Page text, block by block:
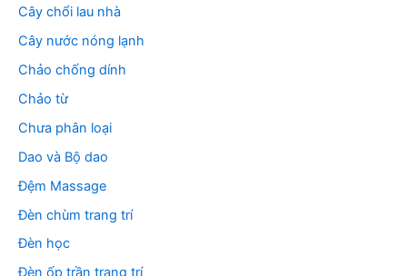
Cây chổi lau nhà
Cây nước nóng lạnh
Chảo chống dính
Chảo từ
Chưa phân loại
Dao và Bộ dao
Đệm Massage
Đèn chùm trang trí
Đèn học